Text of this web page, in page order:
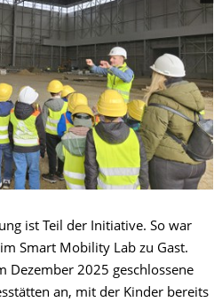
ist Teil der Initiative. So war
Smart Mobility Lab zu Gast.
Dezember 2025 geschlossene
an, mit der Kinder bereits